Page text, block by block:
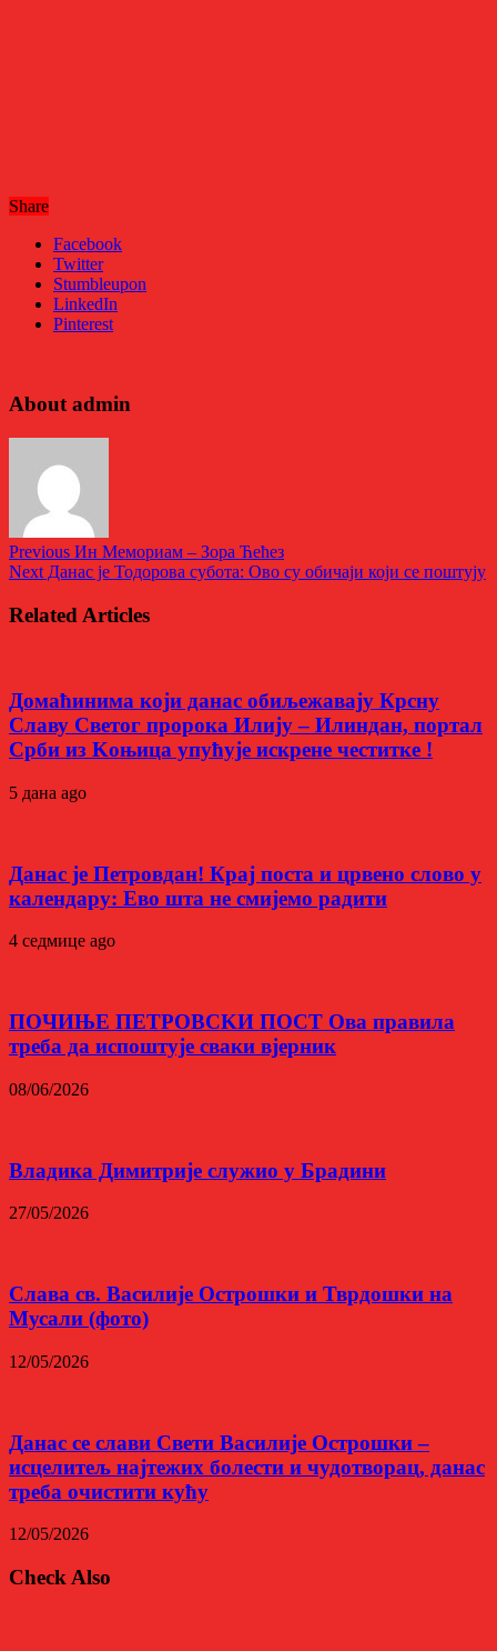
Share
Facebook
Twitter
Stumbleupon
LinkedIn
Pinterest
About admin
Previous Ин Мемориам – Зора Ћећез
Next Данас је Тодорова субота: Ово су обичаји који се поштују
Related Articles
Домаћинима који данас обиљежавају Крсну
Славу Светог пророка Илију – Илиндан, портал
Срби из Kоњица упућује искрене честитке !
5 дана ago
Данас је Петровдан! Крај поста и црвено слово у
календару: Ево шта не смијемо радити
4 седмице ago
ПОЧИЊЕ ПЕТРОВСKИ ПОСТ Ова правила
треба да испоштује сваки вјерник
08/06/2026
Владика Димитрије служио у Брадини
27/05/2026
Слава св. Василије Острошки и Тврдошки на
Мусали (фото)
12/05/2026
Данас се слави Свети Василије Острошки –
исцелитељ најтежих болести и чудотворац, данас
треба очистити кућу
12/05/2026
Check Also